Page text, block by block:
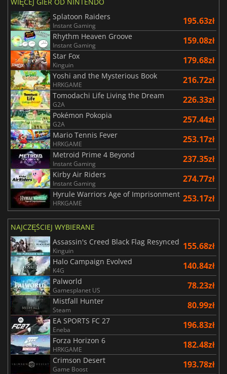
Splatoon Raiders
Instant Gaming 195.63zł
Rhythm Heaven Groove
Instant Gaming 159.08zł
Star Fox
Kinguin 179.68zł
Yoshi and the Mysterious Book
HRKGAME 216.72zł
Tomodachi Life Living the Dream
G2A 226.33zł
Pokémon Pokopia
G2A 257.44zł
Mario Tennis Fever
HRKGAME 253.17zł
Metroid Prime 4 Beyond
Instant Gaming 237.35zł
Kirby Air Riders
Instant Gaming 274.77zł
Hyrule Warriors Age of Imprisonment
HRKGAME 253.17zł
NAJCZĘŚCIEJ WYBIERANE
Assassin's Creed Black Flag Resynced
Kinguin 155.68zł
Halo Campaign Evolved
K4G 140.84zł
Palworld
Gamesplanet US 78.23zł
Mistfall Hunter
Steam 80.99zł
EA SPORTS FC 27
Eneba 196.83zł
Forza Horizon 6
HRKGAME 182.48zł
Crimson Desert
Game Boost 193.78zł